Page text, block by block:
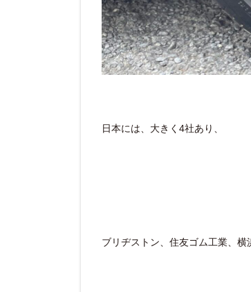
日本には、大きく4社あり、
ブリヂストン、住友ゴム工業、